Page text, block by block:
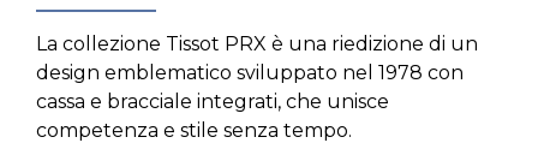
La collezione Tissot PRX è una riedizione di un
design emblematico sviluppato nel 1978 con
cassa e bracciale integrati, che unisce
competenza e stile senza tempo.